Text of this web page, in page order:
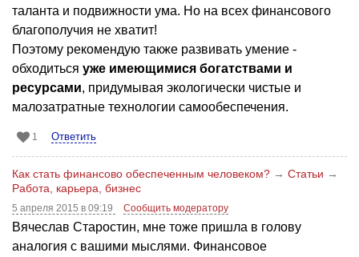
таланта и подвижности ума. Но на всех финансового
благополучия не хватит!
Поэтому рекомендую также развивать умение -
обходиться уже имеющимися богатствами и
ресурсами, придумывая экологически чистые и
малозатратные технологии самообеспечения.
1 Ответить
Как стать финансово обеспеченным человеком? → Статьи →
Работа, карьера, бизнес
5 апреля 2015 в 09:19 Сообщить модератору
Вячеслав Старостин, мне тоже пришла в голову
аналогия с вашими мыслями. Финансовое